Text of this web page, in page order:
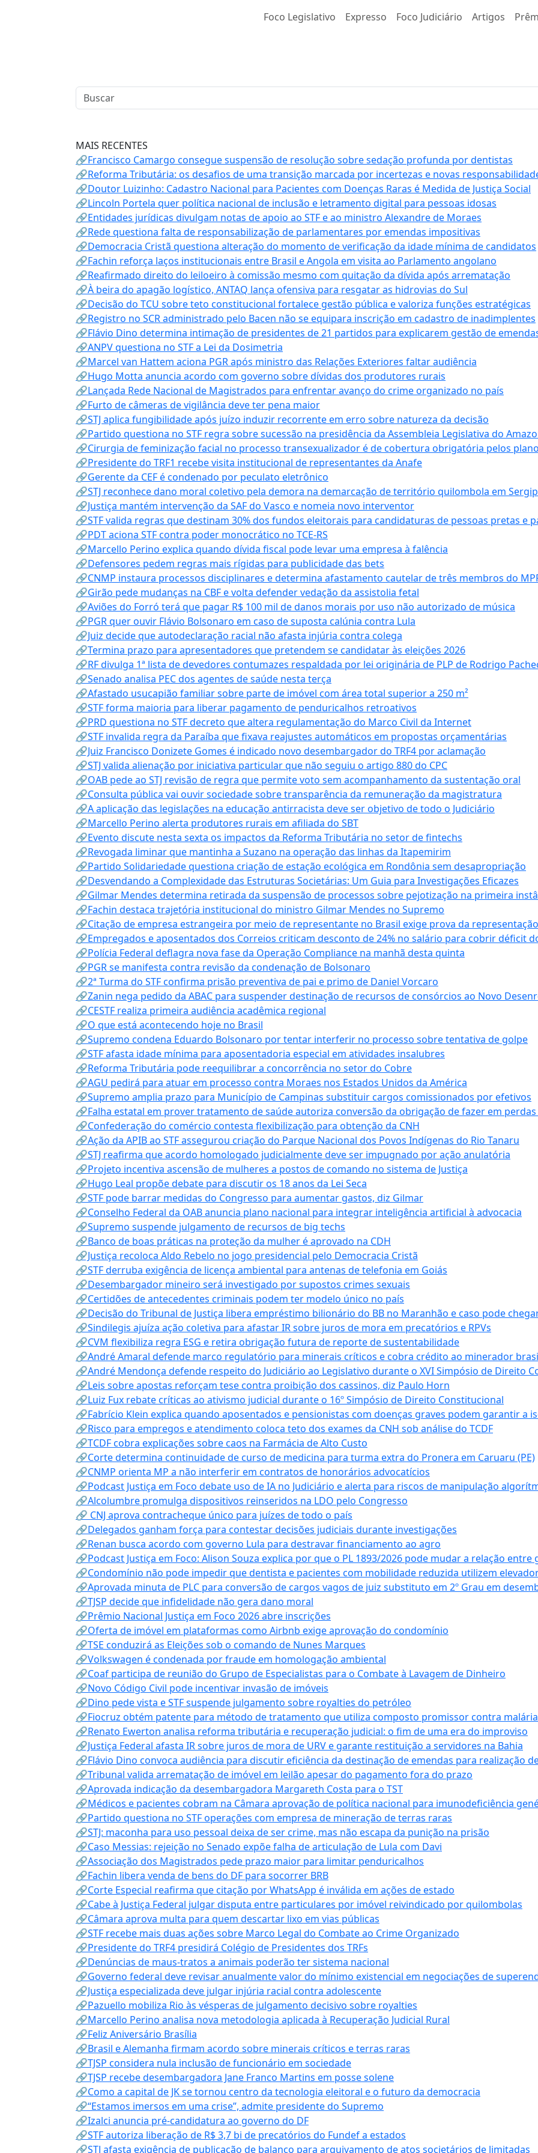
Foco Legislativo Expresso Foco Judiciário Artigos
MAIS RECENTES
🔗Francisco Camargo consegue suspensão de resolução sobre sedação profunda por dentistas
🔗Reforma Tributária: os desafios de uma transição marcada por incertezas e novas
🔗Doutor Luizinho: Cadastro Nacional para Pacientes com Doenças Raras é Medida de Justiça Social
🔗Lincoln Portela quer política nacional de inclusão e letramento digital para pessoas idosas
🔗Entidades jurídicas divulgam notas de apoio ao STF e ao ministro Alexandre de Moraes
🔗Rede questiona falta de responsabilização de parlamentares por emendas impositivas
🔗Democracia Cristã questiona alteração do momento de verificação da idade mínima de candidatos
🔗Fachin reforça laços institucionais entre Brasil e Angola em visita ao Parlamento angolano
🔗Reafirmado direito do leiloeiro à comissão mesmo com quitação da dívida após arrematação
🔗À beira do apagão logístico, ANTAQ lança ofensiva para resgatar as hidrovias do Sul
🔗Decisão do TCU sobre teto constitucional fortalece gestão pública e valoriza funções estratégicas
🔗Registro no SCR administrado pelo Bacen não se equipara inscrição em cadastro de inadimplentes
🔗Flávio Dino determina intimação de presidentes de 21 partidos para explicarem gestão de
🔗ANPV questiona no STF a Lei da Dosimetria
🔗Marcel van Hattem aciona PGR após ministro das Relações Exteriores faltar audiência
🔗Hugo Motta anuncia acordo com governo sobre dívidas dos produtores rurais
🔗Lançada Rede Nacional de Magistrados para enfrentar avanço do crime organizado no país
🔗Furto de câmeras de vigilância deve ter pena maior
🔗STJ aplica fungibilidade após juízo induzir recorrente em erro sobre natureza da decisão
🔗Partido questiona no STF regra sobre sucessão na presidência da Assembleia Legislativa do
🔗Cirurgia de feminização facial no processo transexualizador é de cobertura obrigatória pelos
🔗Presidente do TRF1 recebe visita institucional de representantes da Anafe
🔗Gerente da CEF é condenado por peculato eletrônico
🔗STJ reconhece dano moral coletivo pela demora na demarcação de território quilombola em
🔗Justiça mantém intervenção da SAF do Vasco e nomeia novo interventor
🔗STF valida regras que destinam 30% dos fundos eleitorais para candidaturas de pessoas pretas e
🔗PDT aciona STF contra poder monocrático no TCE-RS
🔗Marcello Perino explica quando dívida fiscal pode levar uma empresa à falência
🔗Defensores pedem regras mais rígidas para publicidade das bets
🔗CNMP instaura processos disciplinares e determina afastamento cautelar de três membros do
🔗Girão pede mudanças na CBF e volta defender vedação da assistolia fetal
🔗Aviões do Forró terá que pagar R$ 100 mil de danos morais por uso não autorizado de música
🔗PGR quer ouvir Flávio Bolsonaro em caso de suposta calúnia contra Lula
🔗Juiz decide que autodeclaração racial não afasta injúria contra colega
🔗Termina prazo para apresentadores que pretendem se candidatar às eleições 2026
🔗RF divulga 1ª lista de devedores contumazes respaldada por lei originária de PLP de Rodrigo
🔗Senado analisa PEC dos agentes de saúde nesta terça
🔗Afastado usucapião familiar sobre parte de imóvel com área total superior a 250 m²
🔗STF forma maioria para liberar pagamento de penduricalhos retroativos
🔗PRD questiona no STF decreto que altera regulamentação do Marco Civil da Internet
🔗STF invalida regra da Paraíba que fixava reajustes automáticos em propostas orçamentárias
🔗Juiz Francisco Donizete Gomes é indicado novo desembargador do TRF4 por aclamação
🔗STJ valida alienação por iniciativa particular que não seguiu o artigo 880 do CPC
🔗OAB pede ao STJ revisão de regra que permite voto sem acompanhamento da sustentação oral
🔗Consulta pública vai ouvir sociedade sobre transparência da remuneração da magistratura
🔗A aplicação das legislações na educação antirracista deve ser objetivo de todo o Judiciário
🔗Marcello Perino alerta produtores rurais em afiliada do SBT
🔗Evento discute nesta sexta os impactos da Reforma Tributária no setor de fintechs
🔗Revogada liminar que mantinha a Suzano na operação das linhas da Itapemirim
🔗Partido Solidariedade questiona criação de estação ecológica em Rondônia sem desapropriação
🔗Desvendando a Complexidade das Estruturas Societárias: Um Guia para Investigações Eficazes
🔗Gilmar Mendes determina retirada da suspensão de processos sobre pejotização na primeira
🔗Fachin destaca trajetória institucional do ministro Gilmar Mendes no Supremo
🔗Citação de empresa estrangeira por meio de representante no Brasil exige prova da representação
🔗Empregados e aposentados dos Correios criticam desconto de 24% no salário para cobrir déficit
🔗Polícia Federal deflagra nova fase da Operação Compliance na manhã desta quinta
🔗PGR se manifesta contra revisão da condenação de Bolsonaro
🔗2ª Turma do STF confirma prisão preventiva de pai e primo de Daniel Vorcaro
🔗Zanin nega pedido da ABAC para suspender destinação de recursos de consórcios ao Novo
🔗CESTF realiza primeira audiência acadêmica regional
🔗O que está acontecendo hoje no Brasil
🔗Supremo condena Eduardo Bolsonaro por tentar interferir no processo sobre tentativa de golpe
🔗STF afasta idade mínima para aposentadoria especial em atividades insalubres
🔗Reforma Tributária pode reequilibrar a concorrência no setor do Cobre
🔗AGU pedirá para atuar em processo contra Moraes nos Estados Unidos da América
🔗Supremo amplia prazo para Município de Campinas substituir cargos comissionados por efetivos
🔗Falha estatal em prover tratamento de saúde autoriza conversão da obrigação de fazer em perdas
🔗Confederação do comércio contesta flexibilização para obtenção da CNH
🔗Ação da APIB ao STF assegurou criação do Parque Nacional dos Povos Indígenas do Rio Tanaru
🔗STJ reafirma que acordo homologado judicialmente deve ser impugnado por ação anulatória
🔗Projeto incentiva ascensão de mulheres a postos de comando no sistema de Justiça
🔗Hugo Leal propõe debate para discutir os 18 anos da Lei Seca
🔗STF pode barrar medidas do Congresso para aumentar gastos, diz Gilmar
🔗Conselho Federal da OAB anuncia plano nacional para integrar inteligência artificial à advocacia
🔗Supremo suspende julgamento de recursos de big techs
🔗Banco de boas práticas na proteção da mulher é aprovado na CDH
🔗Justiça recoloca Aldo Rebelo no jogo presidencial pelo Democracia Cristã
🔗STF derruba exigência de licença ambiental para antenas de telefonia em Goiás
🔗Desembargador mineiro será investigado por supostos crimes sexuais
🔗Certidões de antecedentes criminais podem ter modelo único no país
🔗Decisão do Tribunal de Justiça libera empréstimo bilionário do BB no Maranhão e caso pode chegar
🔗Sindilegis ajuíza ação coletiva para afastar IR sobre juros de mora em precatórios e RPVs
🔗CVM flexibiliza regra ESG e retira obrigação futura de reporte de sustentabilidade
🔗André Amaral defende marco regulatório para minerais críticos e cobra crédito ao minerador
🔗André Mendonça defende respeito do Judiciário ao Legislativo durante o XVI Simpósio de Direito
🔗Leis sobre apostas reforçam tese contra proibição dos cassinos, diz Paulo Horn
🔗Luiz Fux rebate críticas ao ativismo judicial durante o 16º Simpósio de Direito Constitucional
🔗Fabrício Klein explica quando aposentados e pensionistas com doenças graves podem garantir a
🔗Risco para empregos e atendimento coloca teto dos exames da CNH sob análise do TCDF
🔗TCDF cobra explicações sobre caos na Farmácia de Alto Custo
🔗Corte determina continuidade de curso de medicina para turma extra do Pronera em Caruaru (PE)
🔗CNMP orienta MP a não interferir em contratos de honorários advocatícios
🔗Podcast Justiça em Foco debate uso de IA no Judiciário e alerta para riscos de manipulação
🔗Alcolumbre promulga dispositivos reinseridos na LDO pelo Congresso
🔗 CNJ aprova contracheque único para juízes de todo o país
🔗Delegados ganham força para contestar decisões judiciais durante investigações
🔗Renan busca acordo com governo Lula para destravar financiamento ao agro
🔗Podcast Justiça em Foco: Alison Souza explica por que o PL 1893/2026 pode mudar a relação
🔗Condomínio não pode impedir que dentista e pacientes com mobilidade reduzida utilizem
🔗Aprovada minuta de PLC para conversão de cargos vagos de juiz substituto em 2º Grau em
🔗TJSP decide que infidelidade não gera dano moral
🔗Prêmio Nacional Justiça em Foco 2026 abre inscrições
🔗Oferta de imóvel em plataformas como Airbnb exige aprovação do condomínio
🔗TSE conduzirá as Eleições sob o comando de Nunes Marques
🔗Volkswagen é condenada por fraude em homologação ambiental
🔗Coaf participa de reunião do Grupo de Especialistas para o Combate à Lavagem de Dinheiro
🔗Novo Código Civil pode incentivar invasão de imóveis
🔗Dino pede vista e STF suspende julgamento sobre royalties do petróleo
🔗Fiocruz obtém patente para método de tratamento que utiliza composto promissor contra
🔗Renato Ewerton analisa reforma tributária e recuperação judicial: o fim de uma era do improviso
🔗Justiça Federal afasta IR sobre juros de mora de URV e garante restituição a servidores na Bahia
🔗Flávio Dino convoca audiência para discutir eficiência da destinação de emendas para realização
🔗Tribunal valida arrematação de imóvel em leilão apesar do pagamento fora do prazo
🔗Aprovada indicação da desembargadora Margareth Costa para o TST
🔗Médicos e pacientes cobram na Câmara aprovação de política nacional para imunodeficiência
🔗Partido questiona no STF operações com empresa de mineração de terras raras
🔗STJ: maconha para uso pessoal deixa de ser crime, mas não escapa da punição na prisão
🔗Caso Messias: rejeição no Senado expõe falha de articulação de Lula com Davi
🔗Associação dos Magistrados pede prazo maior para limitar penduricalhos
🔗Fachin libera venda de bens do DF para socorrer BRB
🔗Corte Especial reafirma que citação por WhatsApp é inválida em ações de estado
🔗Cabe à Justiça Federal julgar disputa entre particulares por imóvel reivindicado por quilombolas
🔗Câmara aprova multa para quem descartar lixo em vias públicas
🔗STF recebe mais duas ações sobre Marco Legal do Combate ao Crime Organizado
🔗Presidente do TRF4 presidirá Colégio de Presidentes dos TRFs
🔗Denúncias de maus-tratos a animais poderão ter sistema nacional
🔗Governo federal deve revisar anualmente valor do mínimo existencial em negociações de
🔗Justiça especializada deve julgar injúria racial contra adolescente
🔗Pazuello mobiliza Rio às vésperas de julgamento decisivo sobre royalties
🔗Marcello Perino analisa nova metodologia aplicada à Recuperação Judicial Rural
🔗Feliz Aniversário Brasília
🔗Brasil e Alemanha firmam acordo sobre minerais críticos e terras raras
🔗TJSP considera nula inclusão de funcionário em sociedade
🔗TJSP recebe desembargadora Jane Franco Martins em posse solene
🔗Como a capital de JK se tornou centro da tecnologia eleitoral e o futuro da democracia
🔗“Estamos imersos em uma crise”, admite presidente do Supremo
🔗Izalci anuncia pré-candidatura ao governo do DF
🔗STF autoriza liberação de R$ 3,7 bi de precatórios do Fundef a estados
🔗STJ afasta exigência de publicação de balanço para arquivamento de atos societários de limitadas